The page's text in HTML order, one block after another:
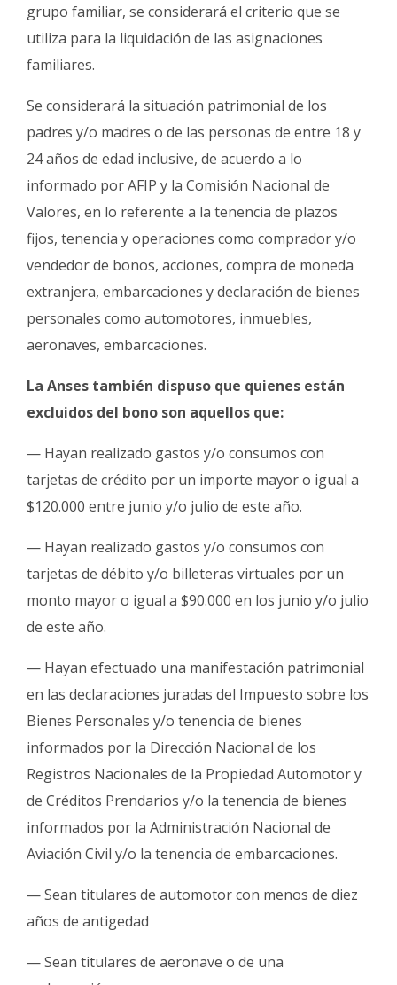
grupo familiar, se considerará el criterio que se
utiliza para la liquidación de las asignaciones
familiares.
Se considerará la situación patrimonial de los
padres y/o madres o de las personas de entre 18 y
24 años de edad inclusive, de acuerdo a lo
informado por AFIP y la Comisión Nacional de
Valores, en lo referente a la tenencia de plazos
fijos, tenencia y operaciones como comprador y/o
vendedor de bonos, acciones, compra de moneda
extranjera, embarcaciones y declaración de bienes
personales como automotores, inmuebles,
aeronaves, embarcaciones.
La Anses también dispuso que quienes están
excluidos del bono son aquellos que:
— Hayan realizado gastos y/o consumos con
tarjetas de crédito por un importe mayor o igual a
$120.000 entre junio y/o julio de este año.
— Hayan realizado gastos y/o consumos con
tarjetas de débito y/o billeteras virtuales por un
monto mayor o igual a $90.000 en los junio y/o julio
de este año.
— Hayan efectuado una manifestación patrimonial
en las declaraciones juradas del Impuesto sobre los
Bienes Personales y/o tenencia de bienes
informados por la Dirección Nacional de los
Registros Nacionales de la Propiedad Automotor y
de Créditos Prendarios y/o la tenencia de bienes
informados por la Administración Nacional de
Aviación Civil y/o la tenencia de embarcaciones.
— Sean titulares de automotor con menos de diez
años de antigedad
— Sean titulares de aeronave o de una